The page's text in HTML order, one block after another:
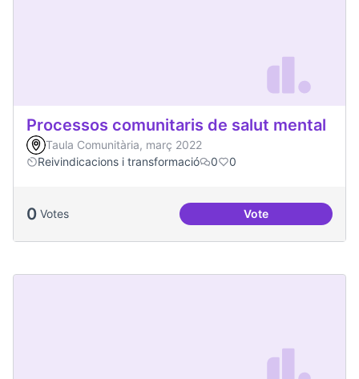
Processos comunitaris de salut mental
Taula Comunitària, març 2022
Reivindicacions i transformació
0 0
0 Votes VoteProcessos